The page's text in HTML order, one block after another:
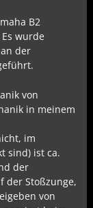
B2
wurde
der
von
in meinem
im
sind) ist ca.
der
der Stoßzunge,
von